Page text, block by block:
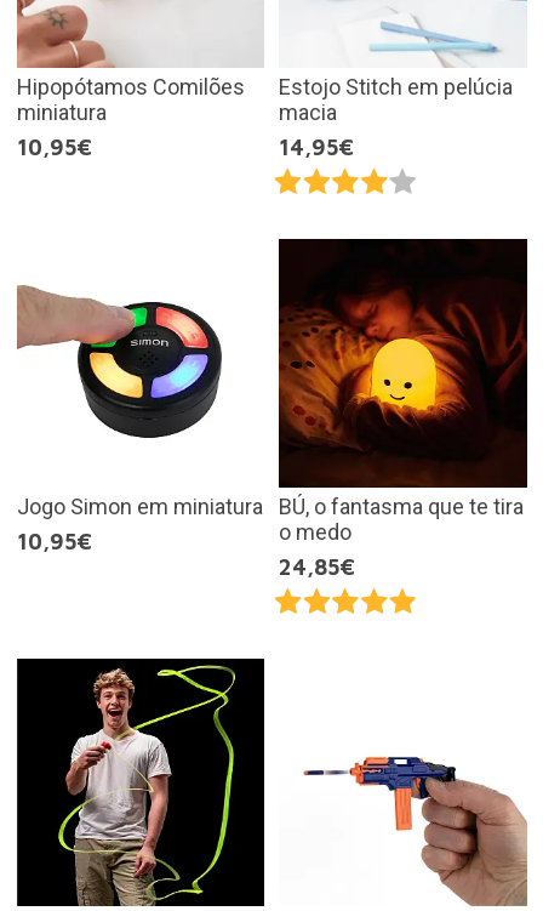
Hipopótamos Comilões
miniatura
10,95€
Estojo Stitch em pelúcia
macia
14,95€
Jogo Simon em miniatura
10,95€
BÚ, o fantasma que te tira
o medo
24,85€